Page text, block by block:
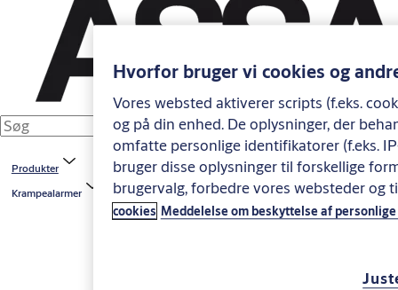
Produkter
Krampealarmer
Hvorfor bruger vi cookies og
Vores websted aktiverer scripts (f.eks.
og på din enhed. De oplysninger, der
omfatte personlige identifikatorer (f.eks.
bruger disse oplysninger til forskellige
brugervalg, forbedre vores websteder
cookies Meddelelse om beskyttelse af